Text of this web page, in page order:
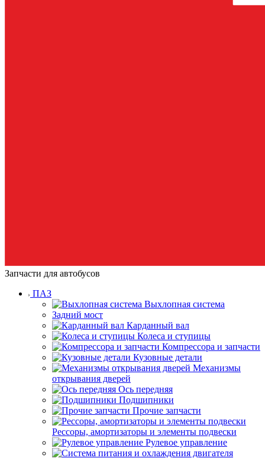
Запчасти для автобусов
ПАЗ
Выхлопная система
Задний мост
Карданный вал
Колеса и ступицы
Компрессора и запчасти
Кузовные детали
Механизмы
открывания дверей
Ось передняя
Подшипники
Прочие запчасти
Рессоры, амортизаторы и элементы подвески
Рулевое управление